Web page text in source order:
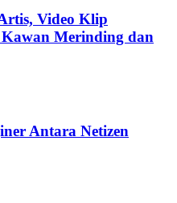
Video Klip
Merinding dan
Antara Netizen